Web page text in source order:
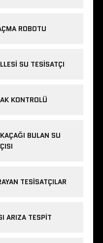
ROBOTU
SU TESISATÇI
KONTROLÜ
BULAN SU
TESISATÇILAR
ARIZA TESPIT